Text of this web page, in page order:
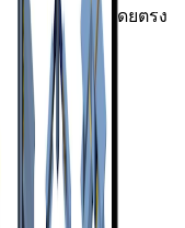
คณิตเดียวกันโดยตรง